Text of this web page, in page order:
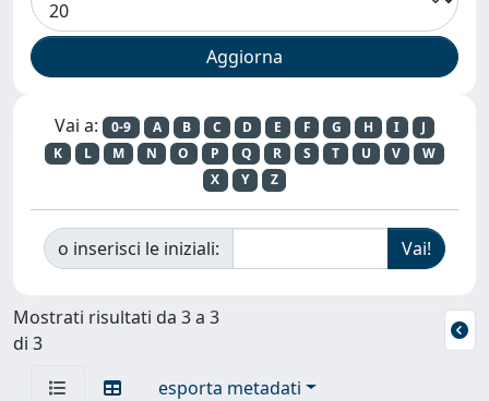
Vai a: 0-9 A B C D E F G H I
J
K
L M N O P Q R S T U V
W
X
Y Z
o inserisci le iniziali:
Mostrati risultati da 3 a 3
di 3
esporta metadati